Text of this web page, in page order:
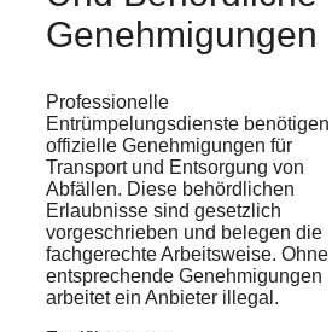
Genehmigungen
Professionelle
Entrümpelungsdienste benötigen
offizielle Genehmigungen für
Transport und Entsorgung von
Abfällen. Diese behördlichen
Erlaubnisse sind gesetzlich
vorgeschrieben und belegen die
fachgerechte Arbeitsweise. Ohne
entsprechende Genehmigungen
arbeitet ein Anbieter illegal.